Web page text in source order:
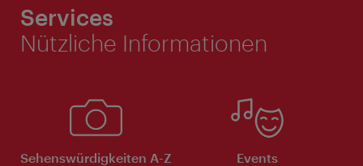
Services
Nützliche Informationen
Sehenswürdigkeiten A-Z Events